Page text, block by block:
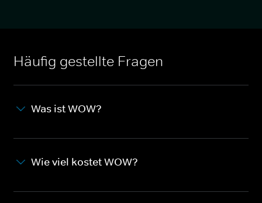
Häufig gestellte Fragen
Was ist WOW?
Wie viel kostet WOW?